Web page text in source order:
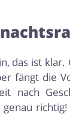
das ist
fängt die
nach